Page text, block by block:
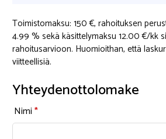
Toimistomaksu: 150 €, rahoituksen
4.99 % sekä käsittelymaksu 12.00€/kk
rahoitusarvioon. Huomioithan, että
viitteellisiä.
Yhteydenottolomake
Nimi*